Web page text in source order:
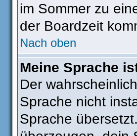
im Sommer zu
der Boardzeit
Nach oben
Meine Sprache
Der
Sprache nicht
Sprache